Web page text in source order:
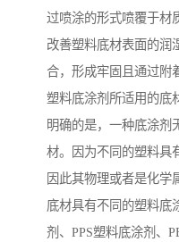
过喷涂的形式喷覆于材
改善塑料底材表面的润
合，形成牢固且通过附
塑料底涂剂所适用的底
明确的是，一种底涂剂
材。因为不同的塑料具
因此其物理或者是化学
底材具有不同的塑料底
剂、PPS塑料底涂剂、